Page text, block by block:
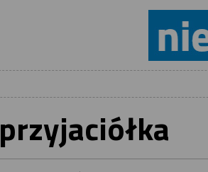
przyjaciółka